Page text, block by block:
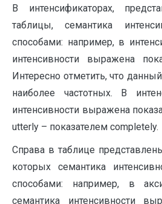
В интенсификаторах,
таблицы, семантика
способами: например, в
интенсивности выражена
Интересно отметить, что
наиболее частотных. В
интенсивности выражена
utterly – показателем completely.
Справа в таблице
которых семантика
способами: например, в
семантика интенсивности